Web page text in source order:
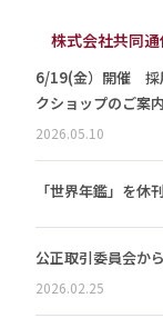
株式会社共同
6/19(金）開催 採
クショップのご案内
2026.05.10
「世界年鑑」を休
公正取引委員会か
2026.02.25